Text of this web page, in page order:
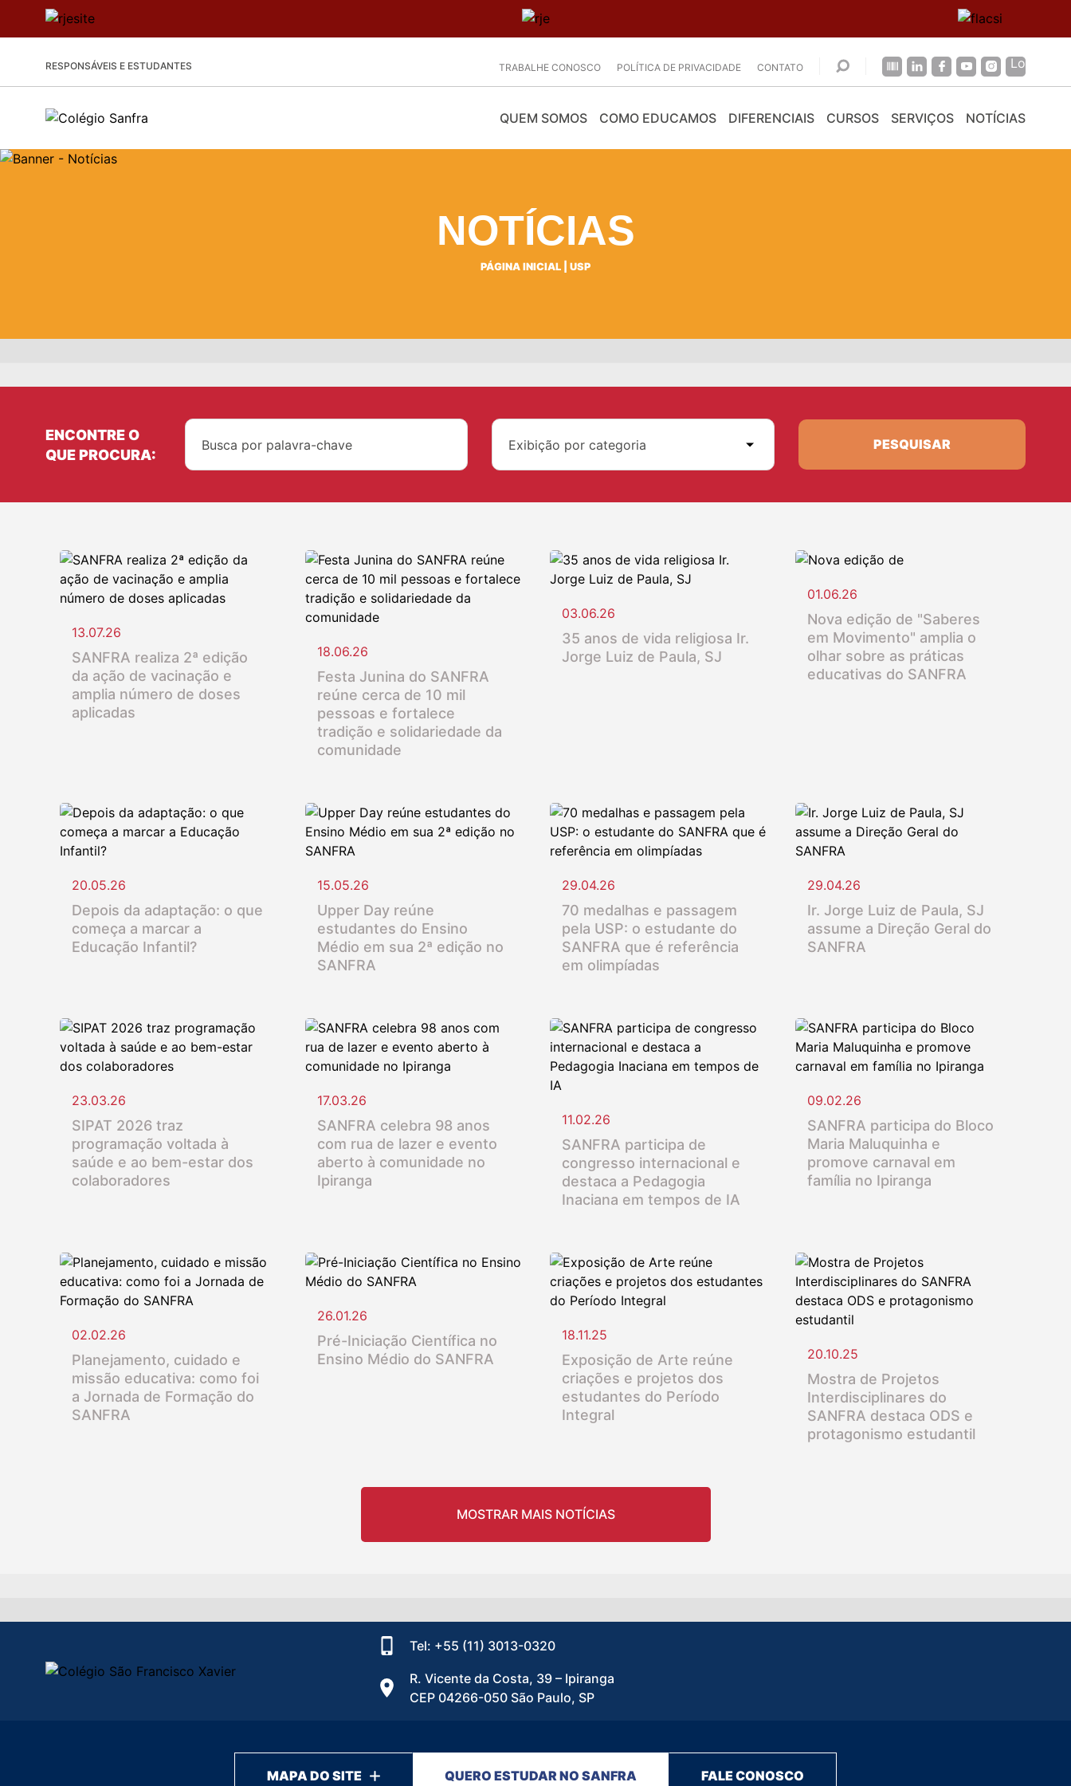
RESPONSÁVEIS E ESTUDANTES TRABALHE CONOSCO POLÍTICA DE PRIVACIDADE CONTATO
QUEM SOMOS COMO EDUCAMOS DIFERENCIAIS CURSOS SERVIÇOS NOTÍCIAS
NOTÍCIAS
PÁGINA INICIAL USP
ENCONTRE O
QUE PROCURA:
Exibição por categoria PESQUISAR
13.07.26
SANFRA realiza 2ª edição
da ação de vacinação e
amplia número de doses
aplicadas
18.06.26
Festa Junina do SANFRA
reúne cerca de 10 mil
pessoas e fortalece
tradição e solidariedade da
comunidade
03.06.26
35 anos de vida religiosa Ir.
Jorge Luiz de Paula, SJ
01.06.26
Nova edição de "Saberes
em Movimento" amplia o
olhar sobre as práticas
educativas do SANFRA
20.05.26
Depois da adaptação: o que
começa a marcar a
Educação Infantil?
15.05.26
Upper Day reúne
estudantes do Ensino
Médio em sua 2ª edição no
SANFRA
29.04.26
70 medalhas e passagem
pela USP: o estudante do
SANFRA que é referência
em olimpíadas
29.04.26
Ir. Jorge Luiz de Paula, SJ
assume a Direção Geral do
SANFRA
23.03.26
SIPAT 2026 traz
programação voltada à
saúde e ao bem-estar dos
colaboradores
17.03.26
SANFRA celebra 98 anos
com rua de lazer e evento
aberto à comunidade no
Ipiranga
11.02.26
SANFRA participa de
congresso internacional e
destaca a Pedagogia
Inaciana em tempos de IA
09.02.26
SANFRA participa do Bloco
Maria Maluquinha e
promove carnaval em
família no Ipiranga
02.02.26
Planejamento, cuidado e
missão educativa: como foi
a Jornada de Formação do
SANFRA
26.01.26
Pré-Iniciação Científica no
Ensino Médio do SANFRA
18.11.25
Exposição de Arte reúne
criações e projetos dos
estudantes do Período
Integral
20.10.25
Mostra de Projetos
Interdisciplinares do
SANFRA destaca ODS e
protagonismo estudantil
MOSTRAR MAIS NOTÍCIAS
Tel: +55 (11) 3013-0320
R. Vicente da Costa, 39 – Ipiranga
CEP 04266-050 São Paulo, SP
MAPA DO SITE QUERO ESTUDAR NO SANFRA FALE CONOSCO